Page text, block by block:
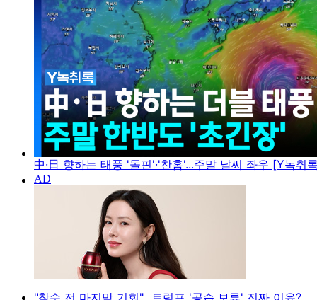
中·日 향하는 태풍 '돌핀'·'찬홈'...주말 날씨 좌우 [Y녹취